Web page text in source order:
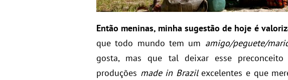
Então meninas, minha sugestão de hoje é
que todo mundo tem um amigo/peguete/
gosta, mas que tal deixar esse
produções made in Brazilexcelentes e que